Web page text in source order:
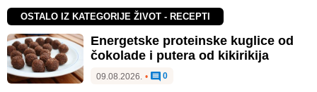
OSTALO IZ KATEGORIJE ŽIVOT - RECEPTI
Energetske proteinske kuglice od
čokolade i putera od kikirikija
09.08.2026. • 0